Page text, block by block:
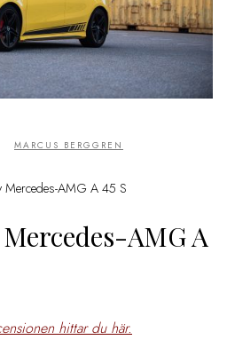
MARCUS BERGGREN
Mercedes-AMG A 45 S
AMG A
hittar du här.